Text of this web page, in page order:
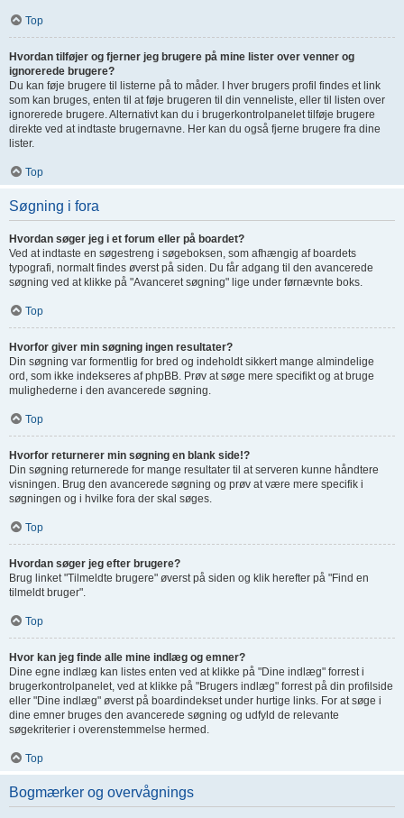
Top
Hvordan tilføjer og fjerner jeg brugere på mine lister over venner og
ignorerede brugere?
Du kan føje brugere til listerne på to måder. I hver brugers profil findes et link
som kan bruges, enten til at føje brugeren til din venneliste, eller til listen over
ignorerede brugere. Alternativt kan du i brugerkontrolpanelet tilføje brugere
direkte ved at indtaste brugernavne. Her kan du også fjerne brugere fra dine
lister.
Top
Søgning i fora
Hvordan søger jeg i et forum eller på boardet?
Ved at indtaste en søgestreng i søgeboksen, som afhængig af boardets
typografi, normalt findes øverst på siden. Du får adgang til den avancerede
søgning ved at klikke på "Avanceret søgning" lige under førnævnte boks.
Top
Hvorfor giver min søgning ingen resultater?
Din søgning var formentlig for bred og indeholdt sikkert mange almindelige
ord, som ikke indekseres af phpBB. Prøv at søge mere specifikt og at bruge
mulighederne i den avancerede søgning.
Top
Hvorfor returnerer min søgning en blank side!?
Din søgning returnerede for mange resultater til at serveren kunne håndtere
visningen. Brug den avancerede søgning og prøv at være mere specifik i
søgningen og i hvilke fora der skal søges.
Top
Hvordan søger jeg efter brugere?
Brug linket "Tilmeldte brugere" øverst på siden og klik herefter på "Find en
tilmeldt bruger".
Top
Hvor kan jeg finde alle mine indlæg og emner?
Dine egne indlæg kan listes enten ved at klikke på "Dine indlæg" forrest i
brugerkontrolpanelet, ved at klikke på "Brugers indlæg" forrest på din profilside
eller "Dine indlæg" øverst på boardindekset under hurtige links. For at søge i
dine emner bruges den avancerede søgning og udfyld de relevante
søgekriterier i overenstemmelse hermed.
Top
Bogmærker og overvågnings